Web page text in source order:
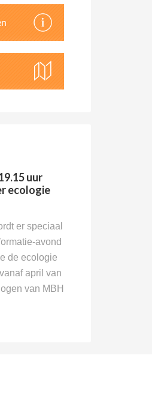
uur
ecologie
er speciaal
avond
de ecologie
april van
van MBH